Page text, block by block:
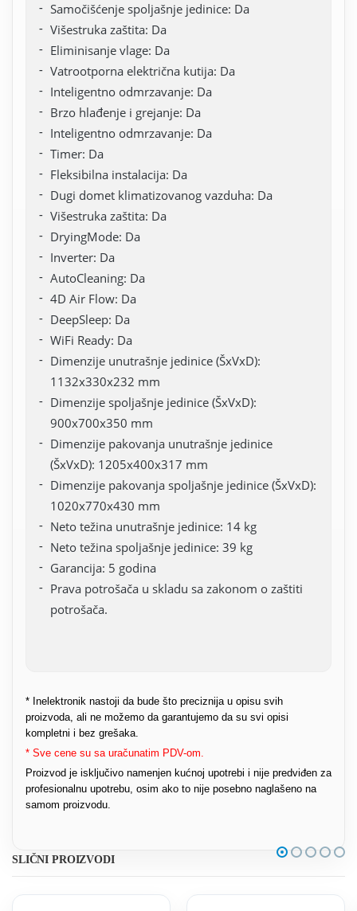
Samočišćenje spoljašnje jedinice: Da
Višestruka zaštita: Da
Eliminisanje vlage: Da
Vatrootporna električna kutija: Da
Inteligentno odmrzavanje: Da
Brzo hlađenje i grejanje: Da
Inteligentno odmrzavanje: Da
Timer: Da
Fleksibilna instalacija: Da
Dugi domet klimatizovanog vazduha: Da
Višestruka zaštita: Da
DryingMode: Da
Inverter: Da
AutoCleaning: Da
4D Air Flow: Da
DeepSleep: Da
WiFi Ready: Da
Dimenzije unutrašnje jedinice (ŠxVxD):
1132x330x232 mm
Dimenzije spoljašnje jedinice (ŠxVxD):
900x700x350 mm
Dimenzije pakovanja unutrašnje jedinice
(ŠxVxD): 1205x400x317 mm
Dimenzije pakovanja spoljašnje jedinice (ŠxVxD):
1020x770x430 mm
Neto težina unutrašnje jedinice: 14 kg
Neto težina spoljašnje jedinice: 39 kg
Garancija: 5 godina
Prava potrošača u skladu sa zakonom o zaštiti
potrošača.
* Inelektronik nastoji da bude što preciznija u opisu svih
proizvoda, ali ne možemo da garantujemo da su svi opisi
kompletni i bez grešaka.
* Sve cene su sa uračunatim PDV-om.
Proizvod je isključivo namenjen kućnoj upotrebi i nije predviđen za
profesionalnu upotrebu, osim ako to nije posebno naglašeno na
samom proizvodu.
SLIČNI PROIZVODI